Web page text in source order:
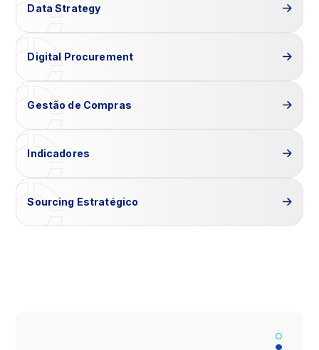
Data Strategy
Digital Procurement
Gestão de Compras
Indicadores
Sourcing Estratégico